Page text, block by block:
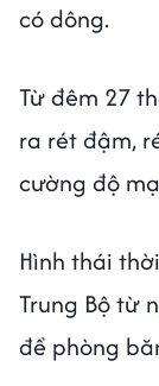
có dông.
Từ đêm 27
ra rét đậm,
cường độ
Hình thái
Trung Bộ từ
đề phòng